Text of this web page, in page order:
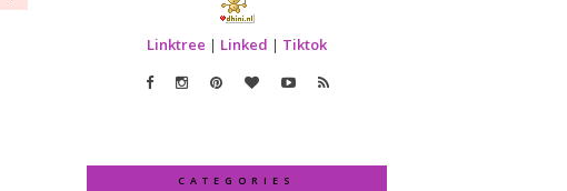
Linktree | Linked | Tiktok
CATEGORIES